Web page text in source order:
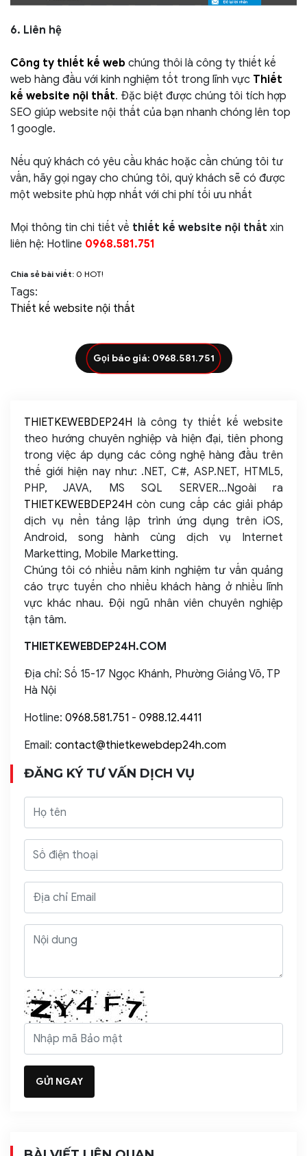
6. Liên hệ
Công ty thiết kế web chúng thôi là công ty thiết kế
web hàng đầu với kinh nghiệm tốt trong lĩnh vực Thiết
kế website nội thất. Đặc biệt được chúng tôi tích hợp
SEO giúp website nội thất của bạn nhanh chóng lên top
1 google.
Nếu quý khách có yêu cầu khác hoặc cần chúng tôi tư
vấn, hãy gọi ngay cho chúng tôi, quý khách sẽ có được
một website phù hợp nhất với chi phí tối ưu nhất
Mọi thông tin chi tiết về thiết kế website nội thất xin
liên hệ: Hotline 0968.581.751
Chia sẻ bài viết: 0 HOT!
Tags:
Thiết kế website nội thất
Gọi báo giá: 0968.581.751
THIETKEWEBDEP24H là công ty thiết kế website
theo hướng chuyên nghiệp và hiện đại, tiên phong
trong việc áp dụng các công nghệ hàng đầu trên
thế giới hiện nay như: .NET, C#, ASP.NET, HTML5,
PHP, JAVA, MS SQL SERVER...Ngoài ra
THIETKEWEBDEP24H còn cung cấp các giải pháp
dịch vụ nền tảng lập trình ứng dụng trên iOS,
Android, song hành cùng dịch vụ Internet
Marketting, Mobile Marketting.
Chúng tôi có nhiều năm kinh nghiệm tư vấn quảng
cáo trực tuyến cho nhiều khách hàng ở nhiều lĩnh
vực khác nhau. Đội ngũ nhân viên chuyên nghiệp
tận tâm.
THIETKEWEBDEP24H.COM
Địa chỉ: Số 15-17 Ngọc Khánh, Phường Giảng Võ, TP
Hà Nội
Hotline: 0968.581.751 - 0988.12.4411
Email: contact@thietkewebdep24h.com
ĐĂNG KÝ TƯ VẤN DỊCH VỤ